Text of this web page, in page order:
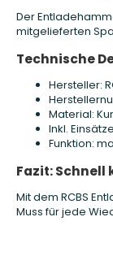
Der
mitgelieferten
Technische
Hersteller:
Material:
Inkl.
Funktion:
Fazit: Schnell
Mit dem RCBS
Muss für jede